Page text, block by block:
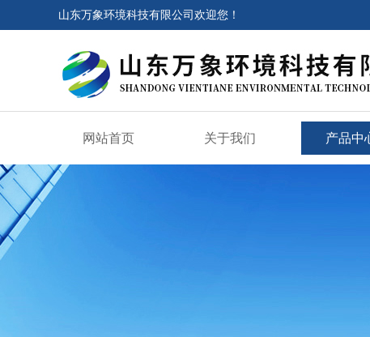
山东万象环境科技有限公司欢迎您！
网站首页 关于我们 产品中